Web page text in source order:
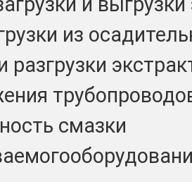
из
разгрузки
смазки